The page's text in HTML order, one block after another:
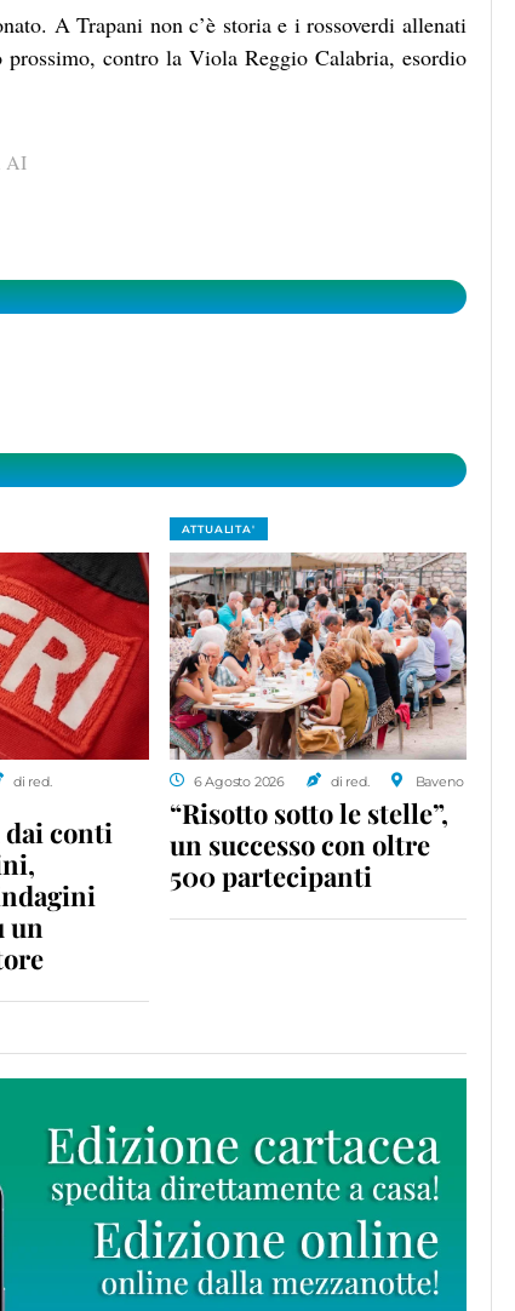
A Trapani non c’è storia e i rossoverdi allenati
contro la Viola Reggio Calabria, esordio
AI
di red.
conti
un
ATTUALITA'
6 Agosto 2026 di red. Baveno
“Risotto sotto le stelle”,
un successo con oltre
500 partecipanti